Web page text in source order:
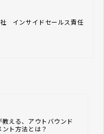
　インサイドセールス責任
教える、アウトバウンド
ト方法とは？